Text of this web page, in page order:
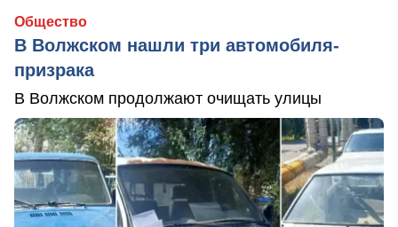
Общество
В Волжском нашли три автомобиля-
призрака
В Волжском продолжают очищать улицы